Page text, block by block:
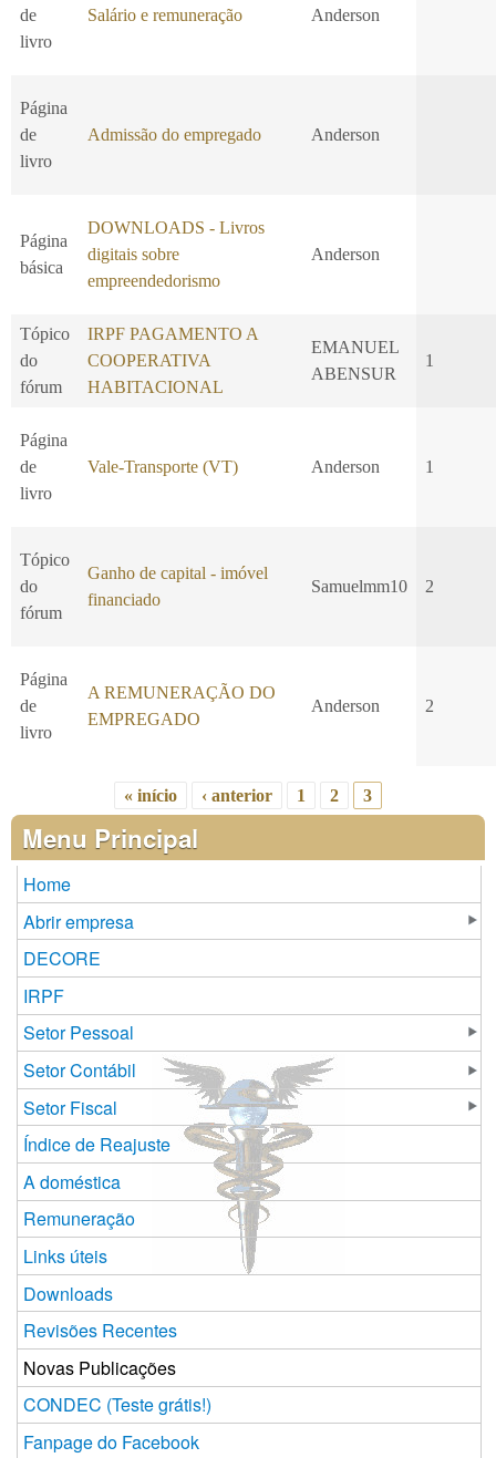
de
livro
Salário e remuneração Anderson
Página
de
livro
Admissão do empregado Anderson
Página
básica
DOWNLOADS - Livros
digitais sobre
empreendedorismo
Anderson
Tópico
do
fórum
IRPF PAGAMENTO A
COOPERATIVA
HABITACIONAL
EMANUEL
ABENSUR
1
Página
de
livro
Vale-Transporte (VT) Anderson 1
Tópico
do
fórum
Ganho de capital - imóvel
financiado
Samuelmm10 2
Página
de
livro
A REMUNERAÇÃO DO
EMPREGADO
Anderson 2
Páginas
« início ‹ anterior 1 2 3
Menu Principal
Home
Abrir empresa
DECORE
IRPF
Setor Pessoal
Setor Contábil
Setor Fiscal
Índice de Reajuste
A doméstica
Remuneração
Links úteis
Downloads
Revisões Recentes
Novas Publicações
CONDEC (Teste grátis!)
Fanpage do Facebook